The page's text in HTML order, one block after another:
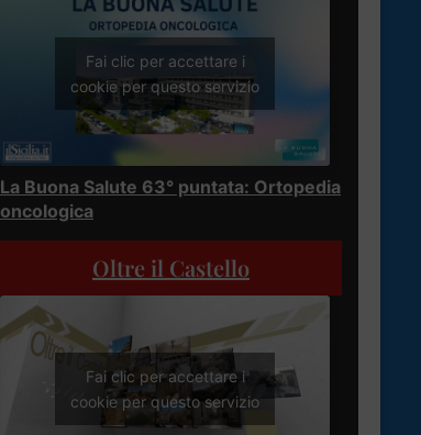
Fai clic per accettare i
cookie per questo servizio
La Buona Salute 63° puntata: Ortopedia
oncologica
Oltre il Castello
Fai clic per accettare i
cookie per questo servizio